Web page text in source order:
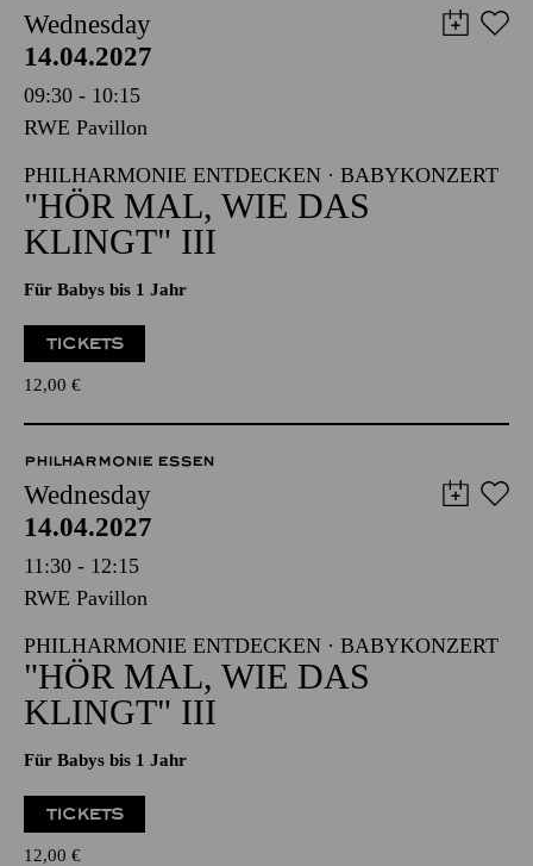
Wednesday
14.04.2027
09:30 - 10:15
RWE Pavillon
PHILHARMONIE ENTDECKEN · BABYKONZERT
"HÖR MAL, WIE DAS
KLINGT" III
Für Babys bis 1 Jahr
TICKETS
12,00 €
PHILHARMONIE ESSEN
Wednesday
14.04.2027
11:30 - 12:15
RWE Pavillon
PHILHARMONIE ENTDECKEN · BABYKONZERT
"HÖR MAL, WIE DAS
KLINGT" III
Für Babys bis 1 Jahr
TICKETS
12,00 €